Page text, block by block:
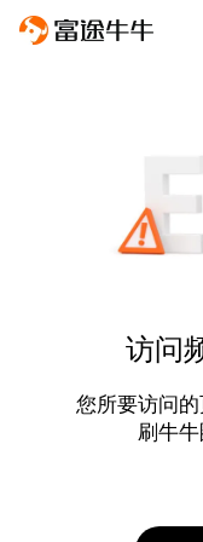
访问
您所要访问
刷牛